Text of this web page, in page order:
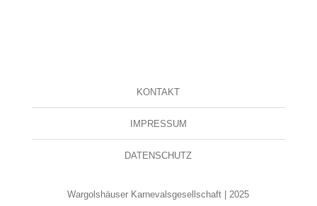
KONTAKT
IMPRESSUM
DATENSCHUTZ
Wargolshäuser Karnevalsgesellschaft | 2025